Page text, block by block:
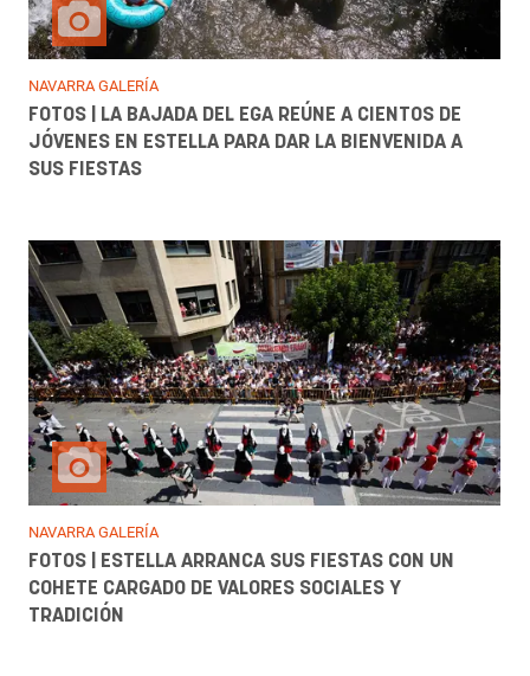
NAVARRA GALERÍA
FOTOS | LA BAJADA DEL EGA REÚNE A CIENTOS DE
JÓVENES EN ESTELLA PARA DAR LA BIENVENIDA A
SUS FIESTAS
NAVARRA GALERÍA
FOTOS | ESTELLA ARRANCA SUS FIESTAS CON UN
COHETE CARGADO DE VALORES SOCIALES Y
TRADICIÓN